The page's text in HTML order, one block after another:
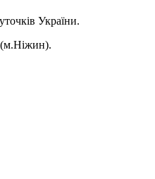
України.
(м.Ніжин).